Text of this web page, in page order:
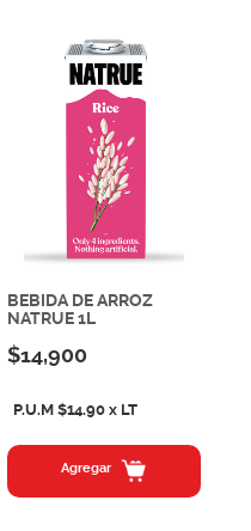
BEBIDA DE ARROZ
NATRUE 1L
$14,900
P.U.M $14.90 x LT
Agregar